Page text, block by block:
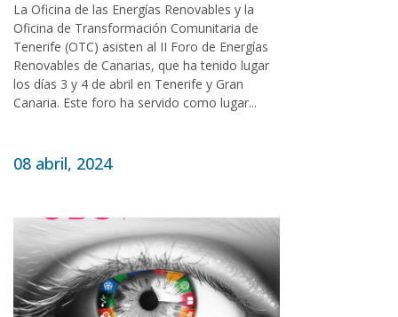
La Oficina de las Energías Renovables y la
Oficina de Transformación Comunitaria de
Tenerife (OTC) asisten al II Foro de Energías
Renovables de Canarias, que ha tenido lugar
los días 3 y 4 de abril en Tenerife y Gran
Canaria. Este foro ha servido como lugar...
08 abril, 2024